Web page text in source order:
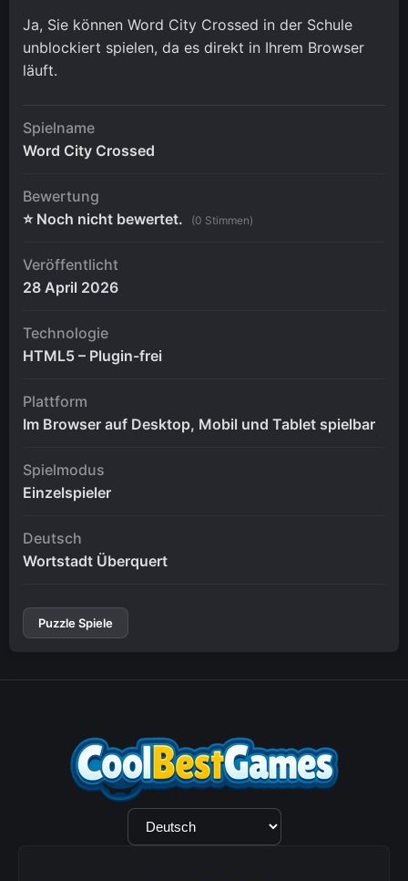
Ja, Sie können Word City Crossed in der Schule
unblockiert spielen, da es direkt in Ihrem Browser
läuft.
Spielname
Word City Crossed
Bewertung
⭐ Noch nicht bewertet.
(0 Stimmen)
Veröffentlicht
28 April 2026
Technologie
HTML5 – Plugin-frei
Plattform
Im Browser auf Desktop, Mobil und Tablet spielbar
Spielmodus
Einzelspieler
Deutsch
Wortstadt Überquert
Puzzle Spiele
Sprachauswahl